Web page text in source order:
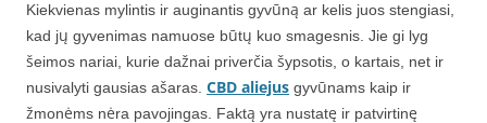
Kiekvienas mylintis ir auginantis gyvūną ar kelis juos stengiasi,
kad jų gyvenimas namuose būtų kuo smagesnis. Jie gi lyg
šeimos nariai, kurie dažnai priverčia šypsotis, o kartais, net ir
nusivalyti gausias ašaras. CBD aliejus gyvūnams kaip ir
žmonėms nėra pavojingas. Faktą yra nustatę ir patvirtinę